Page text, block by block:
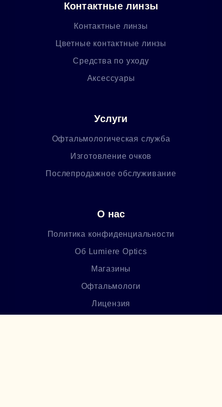
Контактные линзы
Контактные линзы
Цветные контактные линзы
Средства по уходу
Аксессуары
Услуги
Офтальмологическая служба
Изготовление очков
Послепродажное обслуживание
О нас
Политика конфиденциальности
Об Lumiere Optics
Магазины
Офтальмологи
Лицензия